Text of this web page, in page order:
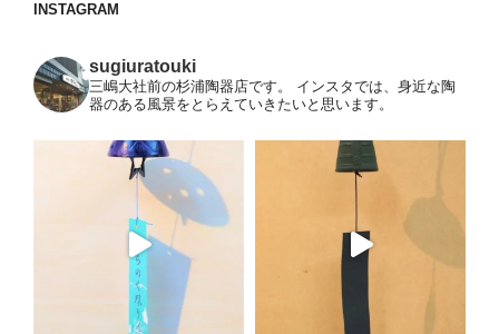
ン
INSTAGRAM
sugiuratouki
三嶋大社前の杉浦陶器店です。
インスタでは、身近な陶
器のある風景をとらえていきたいと思います。